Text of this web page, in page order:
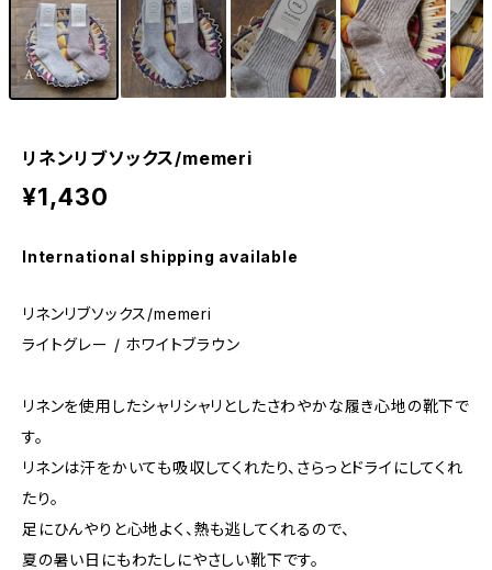
リネンリブソックス/memeri
¥1,430
International shipping available
リネンリブソックス/memeri
ライトグレー / ホワイトブラウン
リネンを使用したシャリシャリとしたさわやかな履き心地の靴下で
す。
リネンは汗をかいても吸収してくれたり、さらっとドライにしてくれ
たり。
足にひんやりと心地よく、熱も逃してくれるので、
夏の暑い日にもわたしにやさしい靴下です。